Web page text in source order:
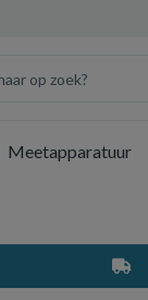
Meetapparatuur